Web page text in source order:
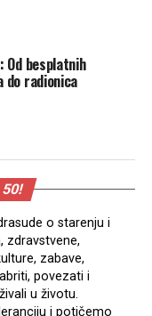
Od besplatnih
do radionica
50!
o starenju i
zdravstvene,
zabave,
povezati i
u životu.
i potičemo